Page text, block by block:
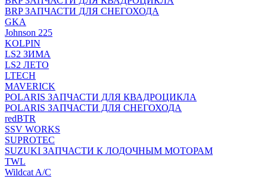
BRP ЗАПЧАСТИ ДЛЯ СНЕГОХОДА
GKA
Johnson 225
KOLPIN
LS2 ЗИМА
LS2 ЛЕТО
LTECH
MAVERICK
POLARIS ЗАПЧАСТИ ДЛЯ КВАДРОЦИКЛА
POLARIS ЗАПЧАСТИ ДЛЯ СНЕГОХОДА
redBTR
SSV WORKS
SUPROTEC
SUZUKI ЗАПЧАСТИ К ЛОДОЧНЫМ МОТОРАМ
TWL
Wildcat A/C